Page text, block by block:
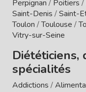
Perpignan / Poitiers /
Saint-Denis /Saint-
Toulon /Toulouse /
Vitry-sur-Seine
Diététiciens,
spécialités
Addictions /